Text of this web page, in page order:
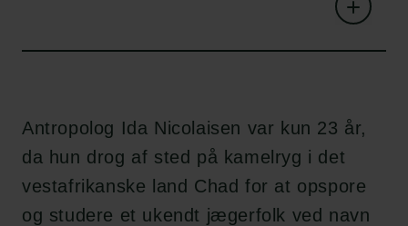
Antropolog Ida Nicolaisen var kun 23 år,
da hun drog af sted på kamelryg i det
vestafrikanske land Chad for at opspore
og studere et ukendt jægerfolk ved navn